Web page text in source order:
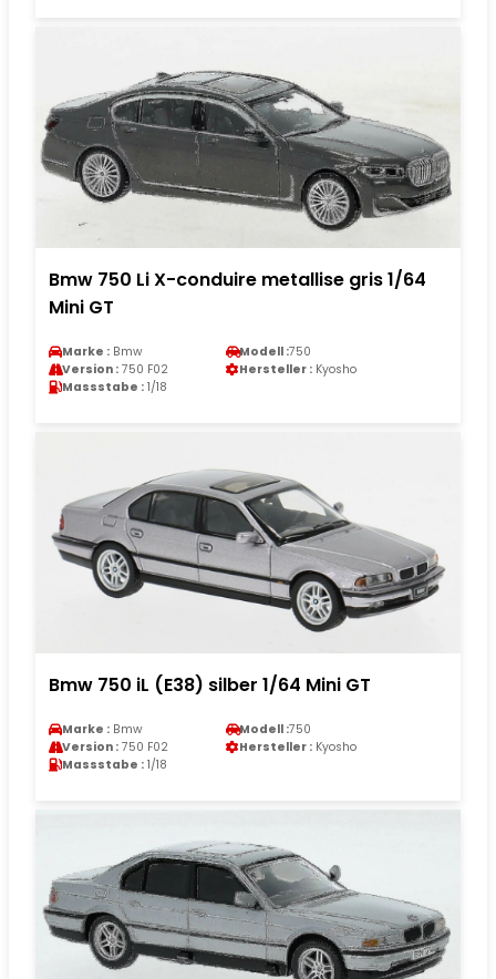
Bmw 750 Li X-conduire metallise gris 1/64
Mini GT
Marke : Bmw Modell :750
Version : 750 F02 Hersteller : Kyosho
Massstabe : 1/18
Bmw 750 iL (E38) silber 1/64 Mini GT
Marke : Bmw Modell :750
Version : 750 F02 Hersteller : Kyosho
Massstabe : 1/18